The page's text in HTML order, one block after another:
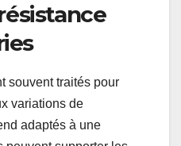
souvent traités pour
variations de
adaptés à une